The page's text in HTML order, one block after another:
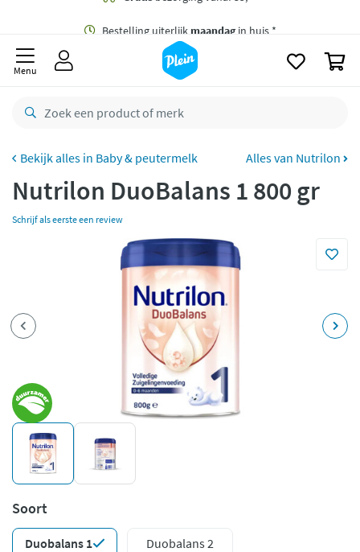
Bestelling uiterlijkmaandag
retourneren
CO2 neutraal
Betaal met Klarna
Menu
Baby & peutermelk Alles van Nutrilon
Nutrilon DuoBalans 1 800 gr
Schrijf als eerste een review
Soort
Duobalans 1 Duobalans 2